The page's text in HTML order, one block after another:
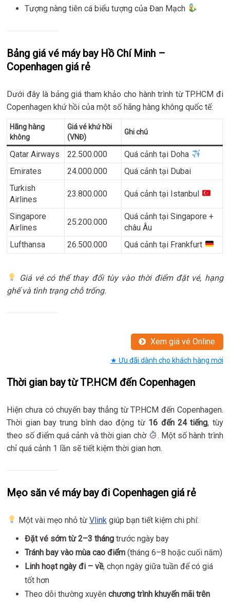
Tượng nàng tiên cá biểu tượng của Đan Mạch
Bảng giá vé máy bay Hồ Chí Minh –
Copenhagen giá rẻ
Dưới đây là bảng giá tham khảo cho hành trình từ TP.HCM đi
Copenhagen khứ hồi của một số hãng hàng không quốc tế:
Hãng hàng
không
Giá vé khứ hồi
(VNĐ)
Ghi chú
Qatar Airways 22.500.000
Quá cảnh tại Doha
Emirates
24.000.000
Quá cảnh tại Dubai
Turkish
Airlines
23.800.000 Quá cảnh tại Istanbul
Singapore
Airlines
25.200.000
Quá cảnh tại Singapore +
châu Âu
Lufthansa
26.500.000 Quá cảnh tại Frankfurt
Giá vé có thể thay đổi tùy vào thời điểm đặt vé, hạng
ghế và tình trạng chỗ trống.
Xem giá vé Online
★ Ưu đãi dành cho khách hàng mới
Thời gian bay từ TP.HCM đến Copenhagen
Hiện chưa có chuyến bay thẳng từ TP.HCM đến Copenhagen.
Thời gian bay trung bình dao động từ 16 đến 24 tiếng, tùy
theo số điểm quá cảnh và thời gian chờ
. Một số hành trình
chỉ quá cảnh 1 lần sẽ tiết kiệm thời gian hơn.
Mẹo săn vé máy bay đi Copenhagen giá rẻ
Một vài mẹo nhỏ từ Vlink giúp bạn tiết kiệm chi phí:
Đặt vé sớm từ 2–3 tháng trước ngày bay
Tránh bay vào mùa cao điểm (tháng 6–8 hoặc cuối năm)
Linh hoạt ngày đi – về, chọn ngày giữa tuần để có giá
tốt hơn
Theo dõi thường xuyênchương trình khuyến mãi trên